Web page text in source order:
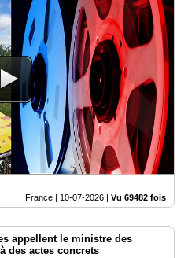
France | 10-07-2026 Vu 69482 fois
appellent le ministre des
des actes concrets